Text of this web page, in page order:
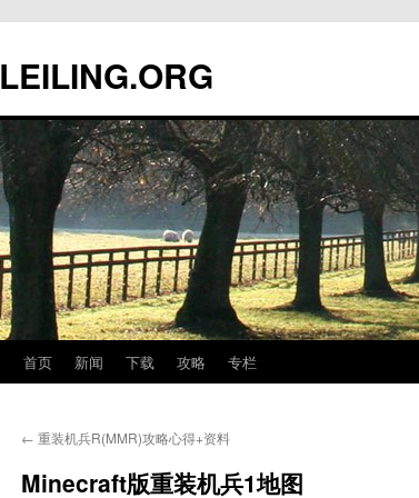
文
LEILING.ORG
首页 新闻 下载 攻略 专栏
← 重装机兵R(MMR)攻略心得+资料
Minecraft版重装机兵1地图